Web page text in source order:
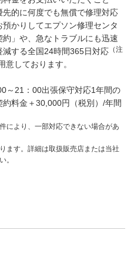
的に何度でも無償で修理対応
かりしてエプソン修理センタ
」や、急なトラブルにも迅速
する全国24時間365日対応 （注
意しております。
～21：00出張保守対応1年間の
料金＋30,000円（税別）/年間
により、一部対応できない場合があ
ます。詳細は取扱販売店または当社
。